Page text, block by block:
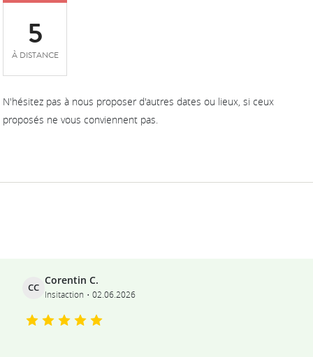
5
À DISTANCE
N'hésitez pas à nous proposer d'autres dates ou lieux, si ceux
proposés ne vous conviennent pas.
CC
Corentin C.
Insitaction 02.06.2026